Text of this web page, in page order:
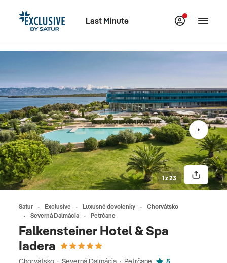
Last Minute
Satur Exclusive Luxusné dovolenky
Chorvátsko
Severná Dalmácia
Petrčane
Falkensteiner Hotel & Spa
Iadera
1 z 23